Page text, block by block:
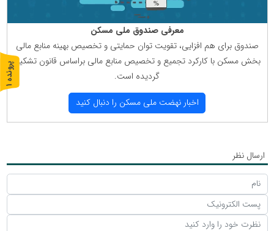
معرفی صندوق ملی مسكن
صندوق برای هم افزایی، تقویت توان حمایتی و تخصیص بهینه منابع مالی
بخش مسكن با كاركرد تجمیع و تخصیص منابع مالی براساس قانون تشكیل
گردیده است.
اخبار نهضت ملی مسكن را دنبال كنید
ارسال نظر
پ
ر
و
ن
د
ه
1